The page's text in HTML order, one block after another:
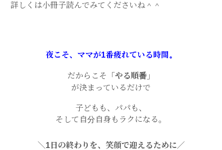
詳しくは小冊子読んでみてくださいね＾＾
夜こそ、ママが1番疲れている時間。
だからこそ
「やる順番」
が決まっているだけで
子どもも、パパも、
そして自分自身もラクになる。
＼1日の終わりを、笑顔で迎えるために／